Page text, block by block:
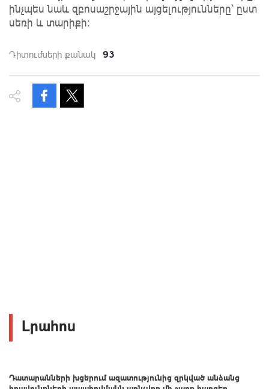
ինչպես նաև զբոսաշրջային այցելությունները՝ ըստ
սեռի և տարիքի։
Դիտումների քանակ 93
Լրահոս
Դատարանների խցերում ազատությունից զրկված անձանց